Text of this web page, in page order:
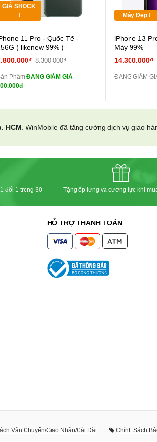
GIÁ SHOCK
!
Cường lực 10D full
tai nghe iPhone 6S
Pin dự phòng và
11 Pro - Quốc Tế -
( likenew 99% )
8.300.000₫
Phẩm ĐANG GIẢM GIÁ
Máy Đẹp !
iPhone 13
Máy 99%
14.300.000₫
ĐANG GIẢM
HCM . WinMobile đã tăng cường dịch vụ giao
đổi 1 trong 30
Tặng ốp lưng và cường lực khi
HỖ TRỢ THANH TOÁN
Vận Chuyển/Giao Nhận/Cài Đặt Chính Sách